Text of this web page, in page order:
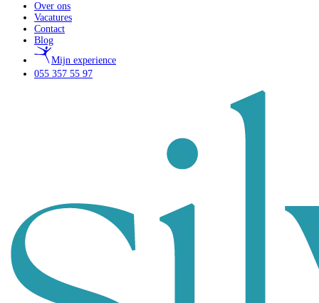
Over ons
Vacatures
Contact
Blog
Mijn experience
055 357 55 97